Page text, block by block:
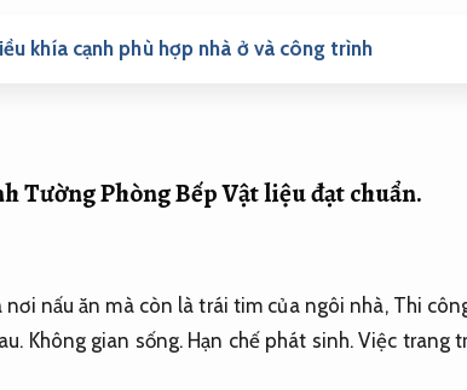
khía cạnh phù hợp nhà ở và công trình
Tường Phòng BếpVật liệu đạt chuẩn.
nơi nấu ăn mà còn là trái tim của ngôi nhà, Thi
Không gian sống. Hạn chế phát sinh. Việc trang